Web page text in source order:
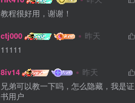
教程很好用，谢谢！
ctj000 昨天
11111
8iv14 昨天
兄弟可以教一下吗，怎么隐藏，我是证
书用户